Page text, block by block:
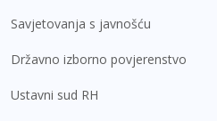
Savjetovanja s javnošću
Državno izborno povjerenstvo
Ustavni sud RH